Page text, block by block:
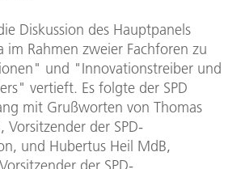
Diskussion des Hauptpanels
im Rahmen zweier Fachforen zu
und "Innovationstreiber und
vertieft. Es folgte der SPD
mit Grußworten von Thomas
Vorsitzender der SPD-
und Hubertus Heil MdB,
der SPD-